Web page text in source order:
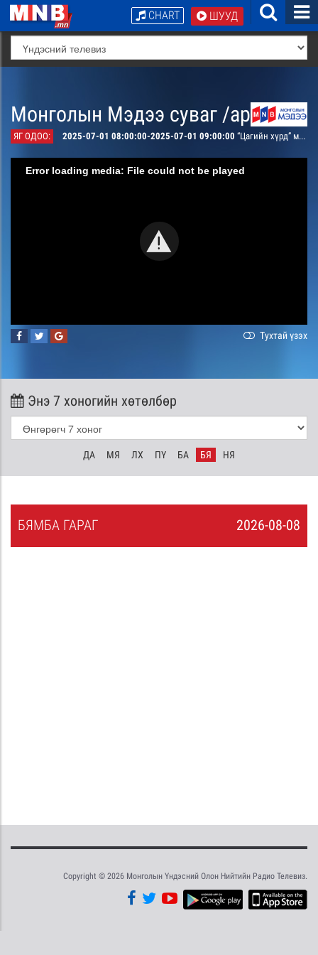
ШУУД
CHART
Монголын Мэдээ суваг /архив/
ЯГ ОДОО: 2025-07-01 08:00:00-2025-07-01 09:00:00 “Цагийн хүрд” мэдээллийн хөтөлбөр
Error loading media: File could not be played
Тухтай үзэх
Энэ 7 хоногийн хөтөлбөр
ДА МЯ ЛХ ПҮ БА БЯ НЯ
2026-08-08
БЯМБА ГАРАГ
Copyright © 2026 Монголын Үндэсний Олон Нийтийн Радио Телевиз.